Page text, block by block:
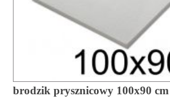
brodzik prysznicowy 100x90 cm